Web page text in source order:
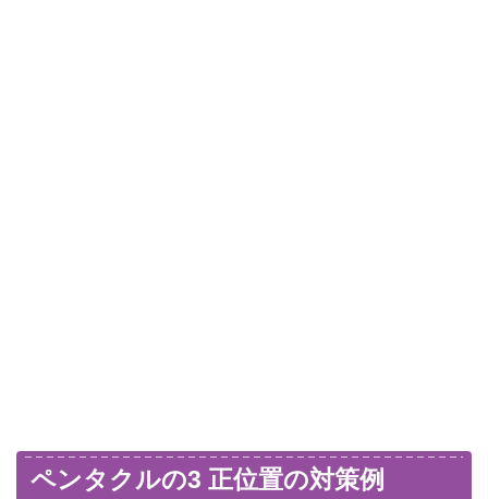
ペンタクルの3 正位置の対策例